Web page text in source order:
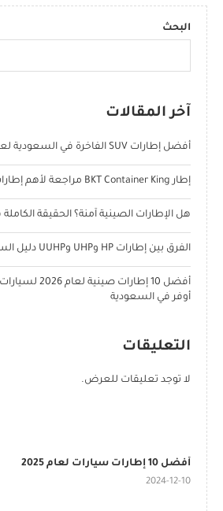
البحث
آخر المقالات
أفضل إطارات SUV الفاخرة في السعودية لعام 2026
إطار BKT Container King مراجعة لأهم إطارات معدات الموانئ
هل الإطارات الصينية آمنة؟ الحقيقة
الفرق بين إطارات HP وUHP وUUHP دليل السائق العربي لعام 2026
أفضل 10 إطارات
أوفر في السعودية
التعليقات
لا توجد تعليقات للعرض.
أفضل 10 إطارات سيارات لعام 2025
2024-12-10